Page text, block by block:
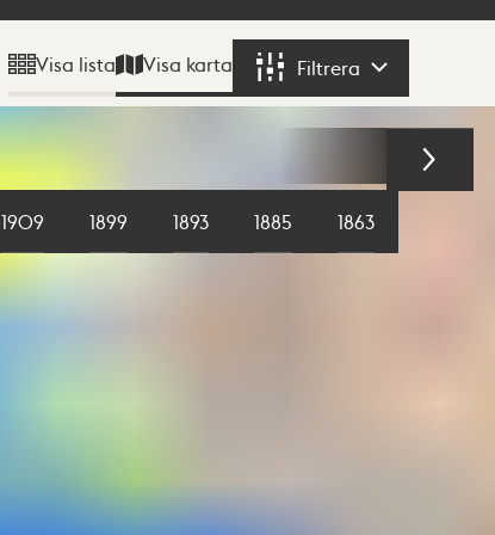
Visa lista Visa karta Filtrera
1909 1899 1893 1885 1863